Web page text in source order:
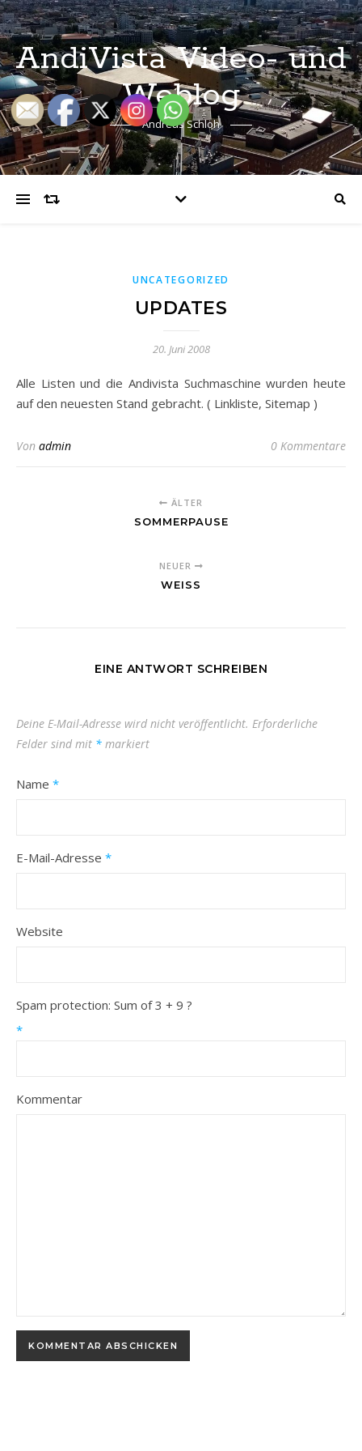
AndiVista Video- und
Weblog
Andreas Schloh
UNCATEGORIZED
UPDATES
20. Juni 2008
Alle Listen und die Andivista Suchmaschine wurden heute
auf den neuesten Stand gebracht. ( Linkliste, Sitemap )
Von admin 0 Kommentare
ÄLTER
SOMMERPAUSE
NEUER
WEISS
EINE ANTWORT SCHREIBEN
Deine E-Mail-Adresse wird nicht veröffentlicht. Erforderliche
Felder sind mit * markiert
Name *
E-Mail-Adresse *
Website
Spam protection: Sum of 3 + 9 ?
*
Kommentar